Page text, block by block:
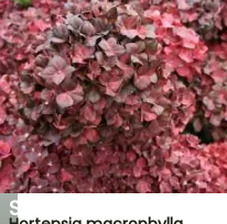
¡HASTA
UN
30
%
DE
DESCUENTO
EN
UNA
SELECCIÓN